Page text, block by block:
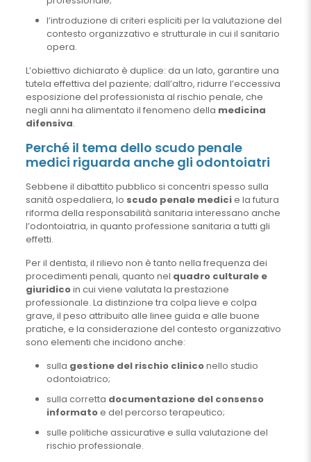
l’introduzione di criteri espliciti per la valutazione del
contesto organizzativo e strutturale in cui il sanitario
opera.
L’obiettivo dichiarato è duplice: da un lato, garantire una
tutela effettiva del paziente; dall’altro, ridurre l’eccessiva
esposizione del professionista al rischio penale, che
negli anni ha alimentato il fenomeno della medicina
difensiva.
Perché il tema dello scudo penale
medici riguarda anche gli odontoiatri
Sebbene il dibattito pubblico si concentri spesso sulla
sanità ospedaliera, lo scudo penale medicie la futura
riforma della responsabilità sanitaria interessano anche
l’odontoiatria, in quanto professione sanitaria a tutti gli
effetti.
Per il dentista, il rilievo non è tanto nella frequenza dei
procedimenti penali, quanto nel quadro culturale e
giuridicoin cui viene valutata la prestazione
professionale. La distinzione tra colpa lieve e colpa
grave, il peso attribuito alle linee guida e alle buone
pratiche, e la considerazione del contesto organizzativo
sono elementi che incidono anche:
sulla gestione del rischio cliniconello studio
odontoiatrico;
sulla corretta documentazione del consenso
informatoe del percorso terapeutico;
sulle politiche assicurative e sulla valutazione del
rischio professionale.